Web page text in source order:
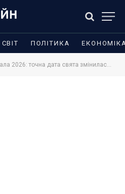
СВІТ ПОЛІТИКА
дата свята змінилася — що треба знати про традиції, обряди та заборони